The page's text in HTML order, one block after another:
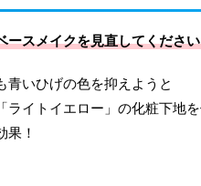
ースメイクを見直してくださ
青いひげの色を抑えようと
ライトイエロー」の化粧下地
果！